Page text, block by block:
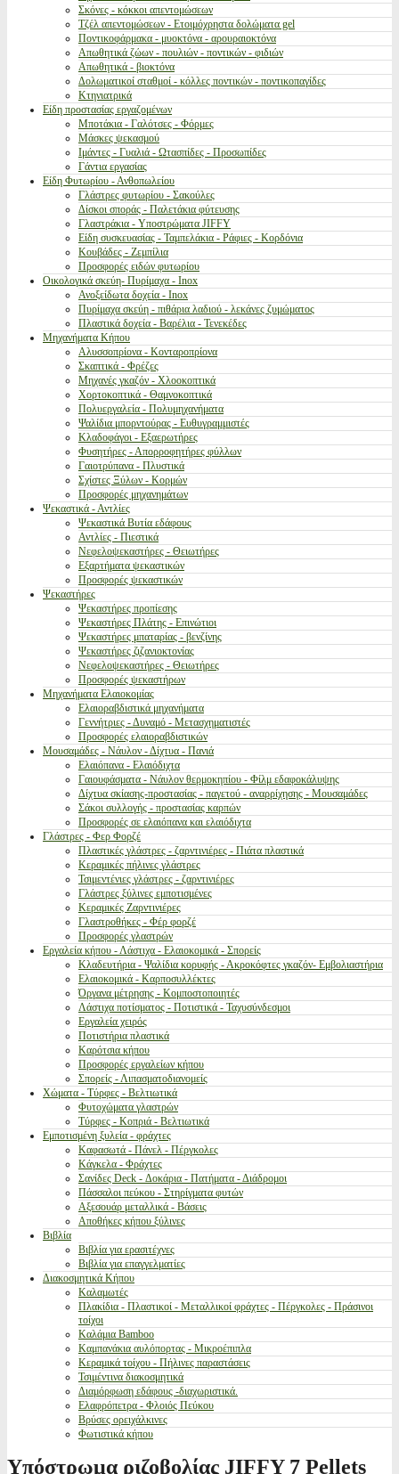
Σκόνες - κόκκοι απεντομώσεων
Τζέλ απεντομώσεων - Ετοιμόχρηστα δολώματα gel
Ποντικοφάρμακα - μυοκτόνα - αρουραιοκτόνα
Απωθητικά ζώων - πουλιών - ποντικών - φιδιών
Απωθητικά - βιοκτόνα
Δολωματικοί σταθμοί - κόλλες ποντικών - ποντικοπαγίδες
Κτηνιατρικά
Είδη προστασίας εργαζομένων
Μποτάκια - Γαλότσες - Φόρμες
Μάσκες ψεκασμού
Ιμάντες - Γυαλιά - Ωτασπίδες - Προσωπίδες
Γάντια εργασίας
Είδη Φυτωρίου - Ανθοπωλείου
Γλάστρες φυτωρίου - Σακούλες
Δίσκοι σποράς - Παλετάκια φύτευσης
Γλαστράκια - Υποστρώματα JIFFY
Είδη συσκευασίας - Ταμπελάκια - Ράφιες - Κορδόνια
Κουβάδες - Ζεμπίλια
Προσφορές ειδών φυτωρίου
Οικολογικά σκεύη- Πυρίμαχα - Inox
Ανοξείδωτα δοχεία - Inox
Πυρίμαχα σκεύη - πιθάρια λαδιού - λεκάνες ζυμώματος
Πλαστικά δοχεία - Βαρέλια - Τενεκέδες
Μηχανήματα Κήπου
Αλυσσοπρίονα - Κονταροπρίονα
Σκαπτικά - Φρέζες
Μηχανές γκαζόν - Χλοοκοπτικά
Χορτοκοπτικά - Θαμνοκοπτικά
Πολυεργαλεία - Πολυμηχανήματα
Ψαλίδια μπορντούρας - Ευθυγραμμιστές
Κλαδοφάγοι - Εξαερωτήρες
Φυσητήρες - Απορροφητήρες φύλλων
Γαιοτρύπανα - Πλυστικά
Σχίστες Ξύλων - Κορμών
Προσφορές μηχανημάτων
Ψεκαστικά - Αντλίες
Ψεκαστικά Βυτία εδάφους
Αντλίες - Πιεστικά
Νεφελοψεκαστήρες - Θειωτήρες
Εξαρτήματα ψεκαστικών
Προσφορές ψεκαστικών
Ψεκαστήρες
Ψεκαστήρες προπίεσης
Ψεκαστήρες Πλάτης - Επινώτιοι
Ψεκαστήρες μπαταρίας - βενζίνης
Ψεκαστήρες ζιζανιοκτονίας
Νεφελοψεκαστήρες - Θειωτήρες
Προσφορές ψεκαστήρων
Μηχανήματα Ελαιοκομίας
Ελαιοραβδιστικά μηχανήματα
Γεννήτριες - Δυναμό - Μετασχηματιστές
Προσφορές ελαιοραβδιστικών
Μουσαμάδες - Νάυλον - Δίχτυα - Πανιά
Ελαιόπανα - Ελαιόδιχτα
Γαιουφάσματα - Νάυλον θερμοκηπίου - Φίλμ εδαφοκάλυψης
Δίχτυα σκίασης-προστασίας - παγετού - αναρρίχησης - Μουσαμάδες
Σάκοι συλλογής - προστασίας καρπών
Προσφορές σε ελαιόπανα και ελαιόδιχτα
Γλάστρες - Φερ Φορζέ
Πλαστικές γλάστρες - ζαρντινιέρες - Πιάτα πλαστικά
Κεραμικές πήλινες γλάστρες
Τσιμεντένιες γλάστρες - ζαρντινιέρες
Γλάστρες ξύλινες εμποτισμένες
Κεραμικές Ζαρντινιέρες
Γλαστροθήκες - Φέρ φορζέ
Προσφορές γλαστρών
Εργαλεία κήπου - Λάστιχα - Ελαιοκομικά - Σπορείς
Κλαδευτήρια - Ψαλίδια κορυφής - Ακροκόφτες γκαζόν- Εμβολιαστήρια
Ελαιοκομικά - Καρποσυλλέκτες
Όργανα μέτρησης - Κομποστοποιητές
Λάστιχα ποτίσματος - Ποτιστικά - Ταχυσύνδεσμοι
Εργαλεία χειρός
Ποτιστήρια πλαστικά
Καρότσια κήπου
Προσφορές εργαλείων κήπου
Σπορείς - Λιπασματοδιανομείς
Χώματα - Τύρφες - Βελτιωτικά
Φυτοχώματα γλαστρών
Τύρφες - Κοπριά - Βελτιωτικά
Εμποτισμένη ξυλεία - φράχτες
Καφασωτά - Πάνελ - Πέργκολες
Κάγκελα - Φράχτες
Σανίδες Deck - Δοκάρια - Πατήματα - Διάδρομοι
Πάσσαλοι πεύκου - Στηρίγματα φυτών
Αξεσουάρ μεταλλικά - Βάσεις
Αποθήκες κήπου ξύλινες
Βιβλία
Βιβλία για ερασιτέχνες
Βιβλία για επαγγελματίες
Διακοσμητικά Κήπου
Καλαμωτές
Πλακίδια - Πλαστικοί - Μεταλλικοί φράχτες - Πέργκολες - Πράσινοι
τοίχοι
Καλάμια Bamboo
Καμπανάκια αυλόπορτας - Μικροέπιπλα
Κεραμικά τοίχου - Πήλινες παραστάσεις
Τσιμέντινα διακοσμητικά
Διαμόρφωση εδάφους -διαχωριστικά.
Ελαφρόπετρα - Φλοιός Πεύκου
Βρύσες ορειχάλκινες
Φωτιστικά κήπου
Υπόστρωμα ριζοβολίας JIFFY 7 Pellets